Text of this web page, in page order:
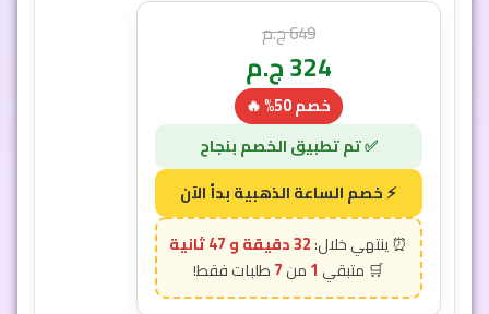
649ج.م
324ج.م
خصم 50% 🔥
32 دقيقة و 45 ثانية
1
7